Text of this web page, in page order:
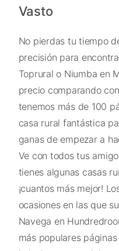
Vasto
No pierdas tu tiempo
precisión para
Toprural o Niumba en
precio comparando
tenemos más de 100
casa rural fantástica
ganas de empezar a
Ve con todos tus
tienes algunas casas
¡cuantos más mejor!
ocasiones en las que
Navega en
más populares